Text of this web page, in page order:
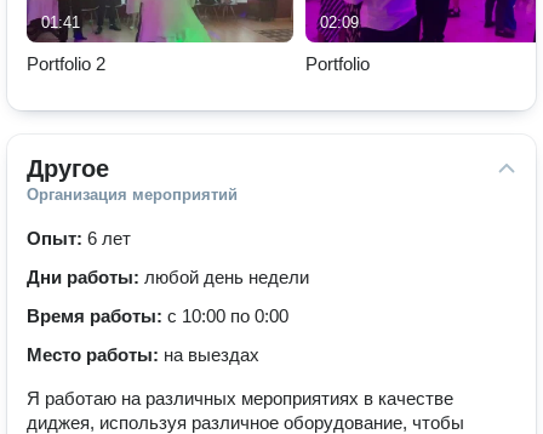
01:41
Portfolio 2
02:09
Portfolio
Другое
Организация мероприятий
Опыт: 6 лет
Дни работы: любой день недели
Время работы: с 10:00 по 0:00
Место работы: на выездах
Я работаю на различных мероприятиях в качестве
диджея, используя различное оборудование, чтобы